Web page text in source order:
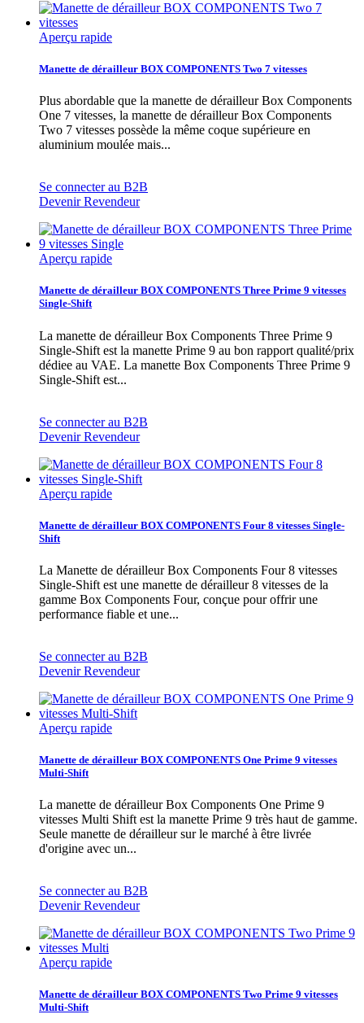
Aperçu rapide
Manette de dérailleur BOX COMPONENTS Two 7 vitesses
Plus abordable que la manette de dérailleur Box Components
One 7 vitesses, la manette de dérailleur Box Components
Two 7 vitesses possède la même coque supérieure en
aluminium moulée mais...
Se connecter au B2B
Devenir Revendeur
Aperçu rapide
Manette de dérailleur BOX COMPONENTS Three Prime 9 vitesses
Single-Shift
La manette de dérailleur Box Components Three Prime 9
Single-Shift est la manette Prime 9 au bon rapport qualité/prix
dédiee au VAE. La manette Box Components Three Prime 9
Single-Shift est...
Se connecter au B2B
Devenir Revendeur
Aperçu rapide
Manette de dérailleur BOX COMPONENTS Four 8 vitesses Single-
Shift
La Manette de dérailleur Box Components Four 8 vitesses
Single-Shift est une manette de dérailleur 8 vitesses de la
gamme Box Components Four, conçue pour offrir une
performance fiable et une...
Se connecter au B2B
Devenir Revendeur
Aperçu rapide
Manette de dérailleur BOX COMPONENTS One Prime 9 vitesses
Multi-Shift
La manette de dérailleur Box Components One Prime 9
vitesses Multi Shift est la manette Prime 9 très haut de gamme.
Seule manette de dérailleur sur le marché à être livrée
d'origine avec un...
Se connecter au B2B
Devenir Revendeur
Aperçu rapide
Manette de dérailleur BOX COMPONENTS Two Prime 9 vitesses
Multi-Shift